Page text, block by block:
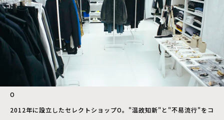
O
2012年に設立したセレクトショップO。"温故知新"と"不易流行"をコ